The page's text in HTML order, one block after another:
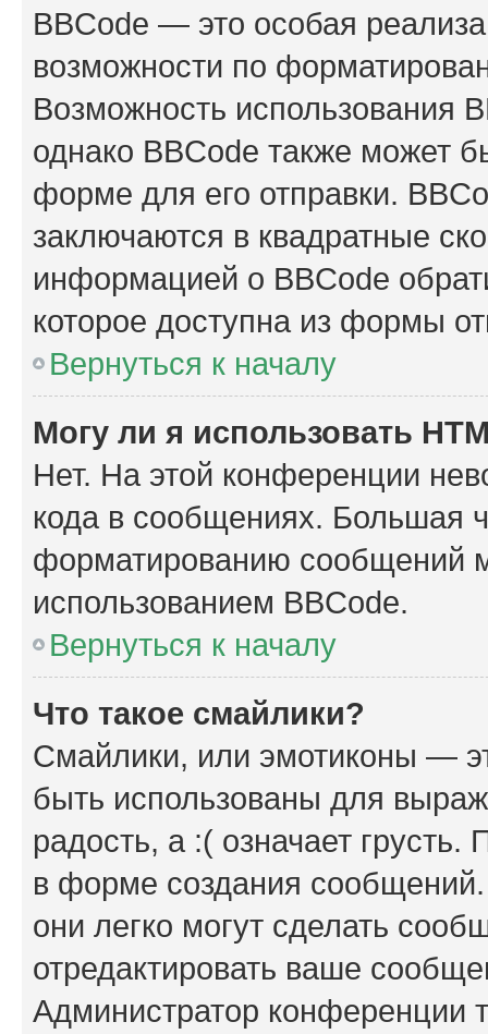
BBCode — это особая
возможности по
Возможность использования
однако BBCode также может
форме для его отправки.
заключаются в квадратные
информацией о BBCode
которое доступна из формы
Вернуться к началу
Могу ли я использовать
Нет. На этой конференции
кода в сообщениях. Большая
форматированию сообщений
использованием BBCode.
Вернуться к началу
Что такое смайлики?
Смайлики, или эмотиконы —
быть использованы для
радость, а :( означает
в форме создания сообщений.
они легко могут сделать
отредактировать ваше
Администратор конференции